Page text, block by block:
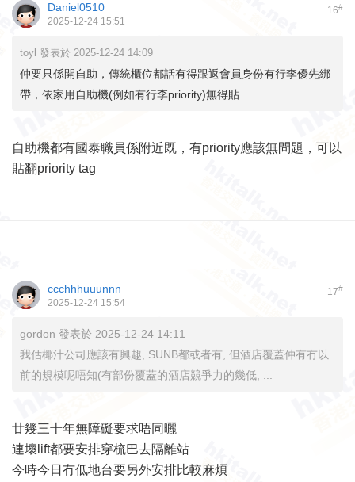
16#
Daniel0510
2025-12-24 15:51
toyl 發表於 2025-12-24 14:09
仲要只係開自助，傳統櫃位都話有得跟返會員身份有行李優先綁
帶，依家用自助機(例如有行李priority)無得貼 ...
自助機都有國泰職員係附近既，有priority應該無問題，可以
貼翻priority tag
17#
ccchhhuuunnn
2025-12-24 15:54
gordon 發表於 2025-12-24 14:11
我估椰汁公司應該有興趣, SUNB都或者有, 但酒店覆蓋仲有冇以
前的規模呢唔知(有部份覆蓋的酒店競爭力的幾低, ...
廿幾三十年無障礙要求唔同曬
連壞lift都要安排穿梳巴去隔離站
今時今日冇低地台要另外安排比較麻煩